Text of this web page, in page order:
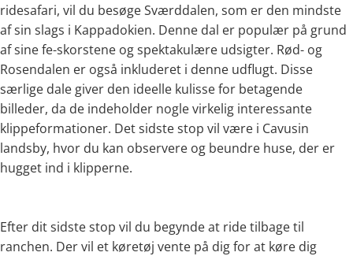
ridesafari, vil du besøge Sværddalen, som er den mindste
af sin slags i Kappadokien. Denne dal er populær på grund
af sine fe-skorstene og spektakulære udsigter. Rød- og
Rosendalen er også inkluderet i denne udflugt. Disse
særlige dale giver den ideelle kulisse for betagende
billeder, da de indeholder nogle virkelig interessante
klippeformationer. Det sidste stop vil være i Cavusin
landsby, hvor du kan observere og beundre huse, der er
hugget ind i klipperne.
Efter dit sidste stop vil du begynde at ride tilbage til
ranchen. Der vil et køretøj vente på dig for at køre dig